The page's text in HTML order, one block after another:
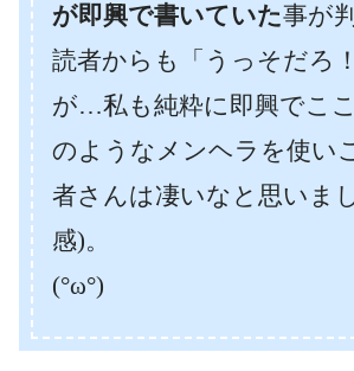
が即興で書いていた事が
読者からも「うっそだろ
が…私も純粋に即興でこ
のようなメンヘラを使い
者さんは凄いなと思いま
感)。
(°ω°)